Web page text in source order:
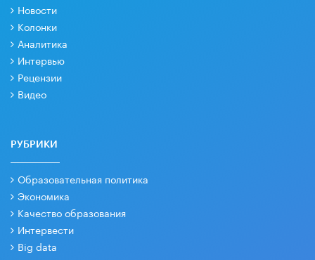
Новости
Колонки
Аналитика
Интервью
Рецензии
Видео
РУБРИКИ
Образовательная политика
Экономика
Качество образования
Интервести
Big data